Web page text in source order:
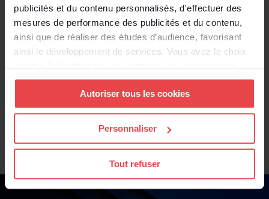
publicités et du contenu personnalisés, d'effectuer des
mesures de performance des publicités et du contenu,
ainsi que de réaliser des études d’audience, favorisant
ainsi le développement de services. Vous avez le choix
Vous pouvez modifier ou retirer votre consentement à
tout moment en consultant la Déclaration relative aux
cookies ou en cliquant sur l'icône de confidentialité.
géographique qui peuvent être précises à plusieurs
Autoriser tous les cookies
Personnaliser
Tout refuser